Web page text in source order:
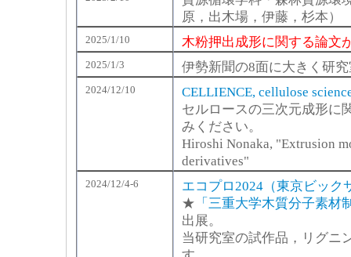
原，出木場，伊藤，杉本）
2025/1/10 木粉押出成形に関する論文
2025/1/3 伊勢新聞の8面に大きく研
2024/12/10
CELLIENCE, cellulose
セルロースの三次元成形に
みください。
Hiroshi Nonaka, "Extrusion
derivatives"
2024/12/4-6
エコプロ2024（東京ビック
★ 「三重大学木質分子素
出展。
当研究室の試作品，リグニ